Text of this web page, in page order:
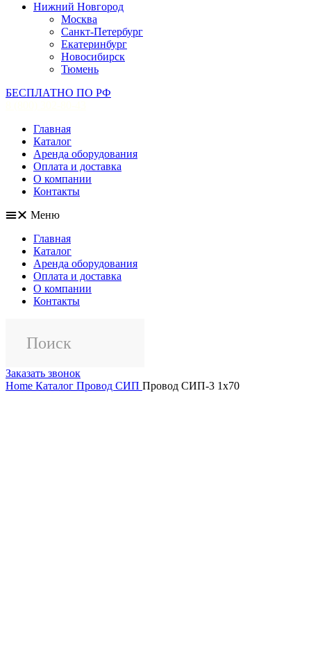
Нижний Новгород
Москва
Санкт-Петербург
Екатеринбург
Новосибирск
Тюмень
БЕСПЛАТНО ПО РФ
Главная
Каталог
Аренда оборудования
Оплата и доставка
О компании
Контакты
Меню
Главная
Каталог
Аренда оборудования
Оплата и доставка
О компании
Контакты
Заказать звонок
Home Каталог Провод СИП Провод СИП-3 1х70